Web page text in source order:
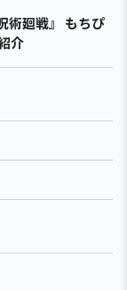
術廻戦』 もちぴ
介